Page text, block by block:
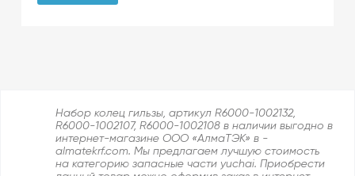
Набор колец гильзы, артикул R6000-1002132,
R6000-1002107, R6000-1002108 в наличии выгодно в
интернет-магазине ООО «АлмаТЭК» в -
almatekrf.com. Мы предлагаем лучшую стоимость
на категорию запасные части yuchai. Приобрести